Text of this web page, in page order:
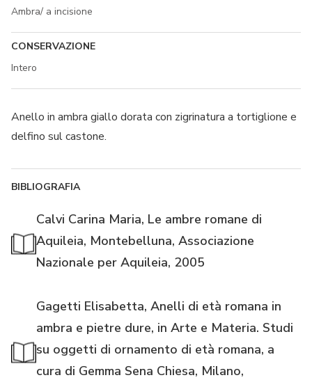
Ambra/ a incisione
CONSERVAZIONE
Intero
Anello in ambra giallo dorata con zigrinatura a tortiglione e
delfino sul castone.
BIBLIOGRAFIA
Calvi Carina Maria, Le ambre romane di
Aquileia, Montebelluna, Associazione
Nazionale per Aquileia, 2005
Gagetti Elisabetta, Anelli di età romana in
ambra e pietre dure, in Arte e Materia. Studi
su oggetti di ornamento di età romana, a
cura di Gemma Sena Chiesa, Milano,